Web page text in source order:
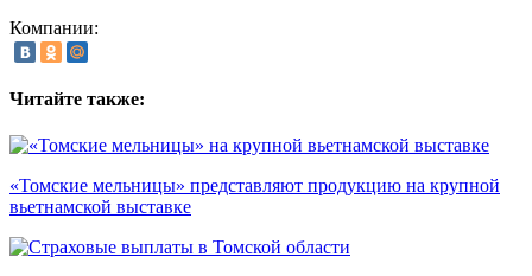
Компании:
Читайте также:
«Томские мельницы» представляют продукцию на крупной
вьетнамской выставке